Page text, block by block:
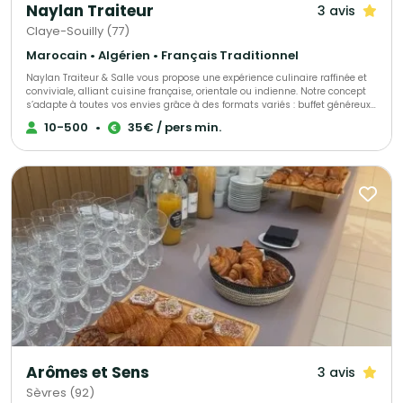
Naylan Traiteur 3 avis
Claye-Souilly (77)
Marocain • Algérien • Français Traditionnel
Naylan Traiteur & Salle vous propose une expérience culinaire raffinée et
conviviale, alliant cuisine française, orientale ou indienne. Notre concept
s’adapte à toutes vos envies grâce à des formats variés : buffet généreux,
cocktail dînatoire élégant ou service personnalisé. Notre espace
modulable et notre équipe attentive accompagnent aussi bien vos
privées). Chez Naylan, chaque événement est pensé sur mesure, du choix
des saveurs à la mise en scène, pour créer un moment unique et
mémorable.
10-500 • 35€ / pers min.
Arômes et Sens 3 avis
Sèvres (92)